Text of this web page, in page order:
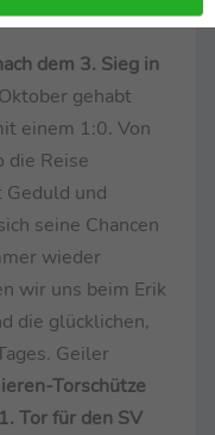
dem 3. Sieg in
gehabt
einem 1:0. Von
die Reise
Geduld und
seine Chancen
wieder
wir uns beim Erik
die glücklichen,
Geiler
Torschütze
Tor für den SV